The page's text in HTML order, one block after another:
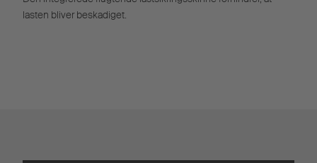
lasten bliver beskadiget.